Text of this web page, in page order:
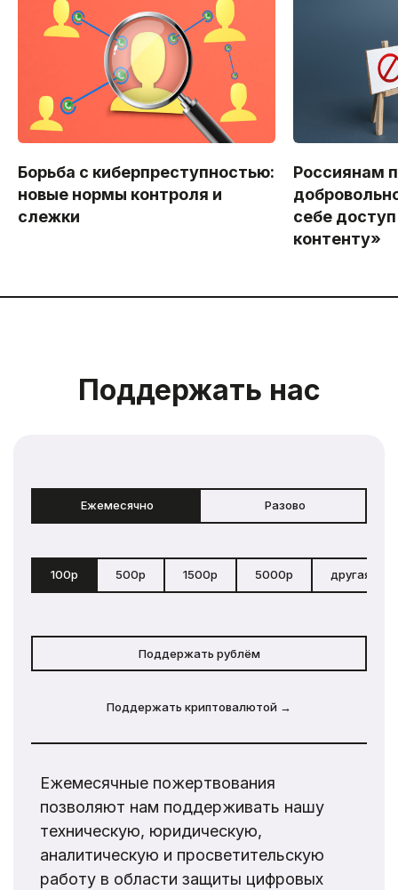
Борьба с киберпреступностью:
новые нормы контроля и
слежки
Россиянам
себе
контенту»
Поддержать нас
Ежемесячно Разово
100р 500р 1500р 5000р другая
Поддержать рублём
Поддержать криптовалютой →
Ежемесячные пожертвования
позволяют нам поддерживать нашу
техническую, юридическую,
аналитическую и просветительскую
работу в области защиты цифровых